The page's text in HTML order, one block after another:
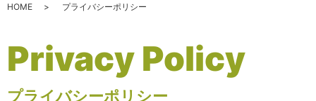
HOME プライバシーポリシー
Privacy Policy
プライバシーポリシー